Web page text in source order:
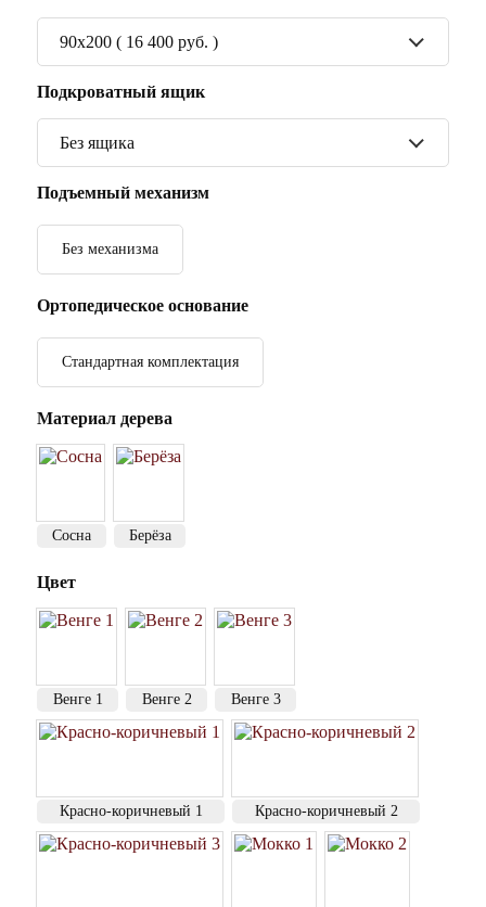
90x200 ( 16 400 руб. )
Подкроватный ящик
Без ящика
Подъемный механизм
Без механизма
Ортопедическое основание
Стандартная комплектация
Материал дерева
Сосна Берёза
Цвет
Венге 1 Венге 2 Венге 3
Красно-коричневый 1 Красно-коричневый 2